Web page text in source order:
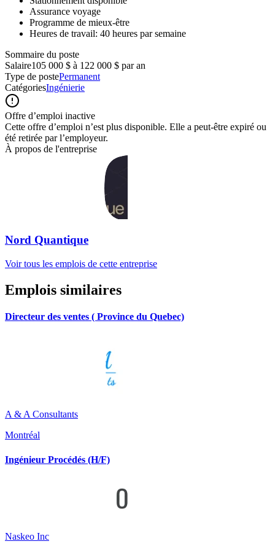
Assurance voyage
Programme de mieux-être
Heures de travail: 40 heures par semaine
Sommaire du poste
Salaire105 000 $ à 122 000 $ par an
Type de postePermanent
CatégoriesIngénierie
Offre d’emploi inactive
Cette offre d’emploi n’est plus disponible. Elle a peut-être expiré ou
été retirée par l’employeur.
À propos de l'entreprise
Nord Quantique
Voir tous les emplois de cette entreprise
Emplois similaires
Directeur des ventes ( Province du Quebec)
A & A Consultants
Montréal
Ingénieur Procédés (H/F)
Naskeo Inc